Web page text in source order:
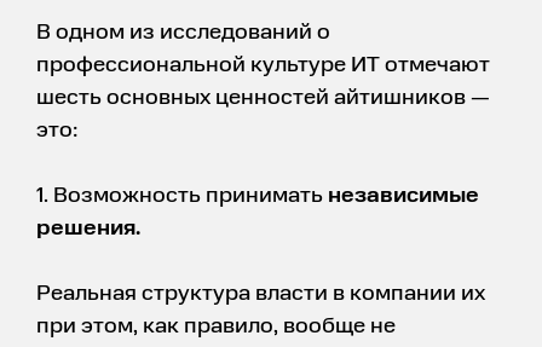
В одном из исследований о
профессиональной культуре ИТ отмечают
шесть основных ценностей айтишников —
это:
1. Возможность принимать независимые
решения.
Реальная структура власти в компании их
при этом, как правило, вообще не